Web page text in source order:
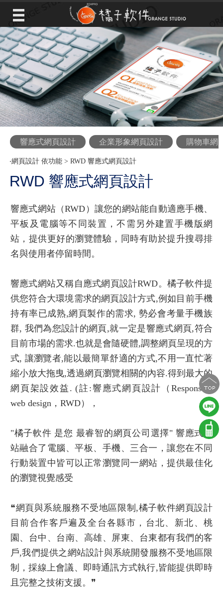
響應式網頁設計 企業形象網頁設計 購物車網
‧網頁設計 依功能> RWD 響應式網頁設計
RWD 響應式網頁設計
響應式網站（RWD）讓您的網站能自動適應手機、
平板及電腦等不同裝置，不需另外建置手機版網
站，提供更好的瀏覽體驗，同時有助於提升搜尋排
名與使用者停留時間。
響應式網站又稱自應式網頁設計RWD。橘子軟件提
供您符合大環境需求的網頁設計方式,例如目前手機
持有率已成熟,網頁製作的需求, 勢必會考量手機族
群, 我們為您設計的網頁,就一定是響應式網頁,符合
目前市場的需求.也就是會隨硬體,調整網頁呈現的方
式, 讓瀏覽者,能以最簡單舒適的方式,不用一直忙著
縮小放大拖曳,透過網頁瀏覽相關的內容.得到最大的
網頁架設效益. (註:響應式網頁設計
（Responsive
web design，RWD），
"橘子軟件 是您 最睿智的網頁公司選擇" 響應式網
站融合了電腦、平板、手機、三合一，讓您在不同
行動裝置中皆可以正常瀏覽同一網站，提供最佳化
的瀏覽視覺感受
❝網頁與系統服務不受地區限制 ,橘子軟件網頁設計
目前合作客戶遍及全台各縣市，台北、新北、桃
園、台中、台南、高雄、屏東、台東都有我們的客
戶,我們提供之 網站設計與系統開發服務不受地區限
制，採線上會議、即時通訊方式執行,皆能提供即時
且完整之技術支援。❞